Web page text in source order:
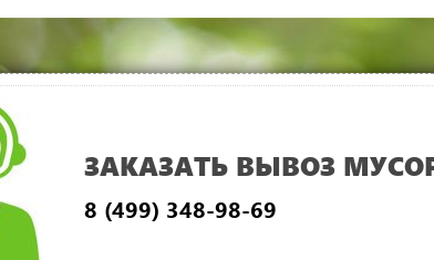
ЗАКАЗАТЬ ВЫВОЗ
8 (499) 348-98-69